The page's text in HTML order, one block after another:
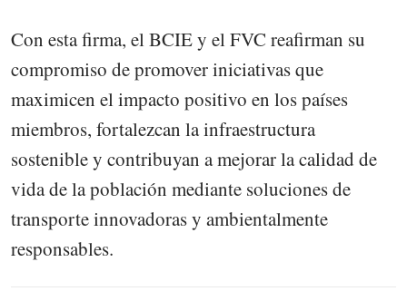
Con esta firma, el BCIE y el FVC reafirman su
compromiso de promover iniciativas que
maximicen el impacto positivo en los países
miembros, fortalezcan la infraestructura
sostenible y contribuyan a mejorar la calidad de
vida de la población mediante soluciones de
transporte innovadoras y ambientalmente
responsables.